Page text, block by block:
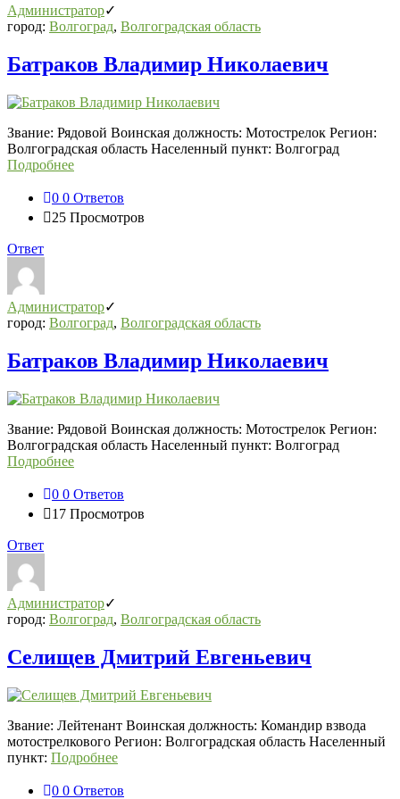
Администратор
город: Волгоград, Волгоградская область
Батраков Владимир Николаевич
Звание: Рядовой Воинская должность: Мотострелок Регион:
Волгоградская область Населенный пункт: Волгоград
Подробнее
0 0 Ответов
25 Просмотров
Ответ
Администратор
город: Волгоград, Волгоградская область
Батраков Владимир Николаевич
Звание: Рядовой Воинская должность: Мотострелок Регион:
Волгоградская область Населенный пункт: Волгоград
Подробнее
0 0 Ответов
17 Просмотров
Ответ
Администратор
город: Волгоград, Волгоградская область
Селищев Дмитрий Евгеньевич
Звание: Лейтенант Воинская должность: Командир взвода
мотострелкового Регион: Волгоградская область Населенный
пункт: Подробнее
0 0 Ответов